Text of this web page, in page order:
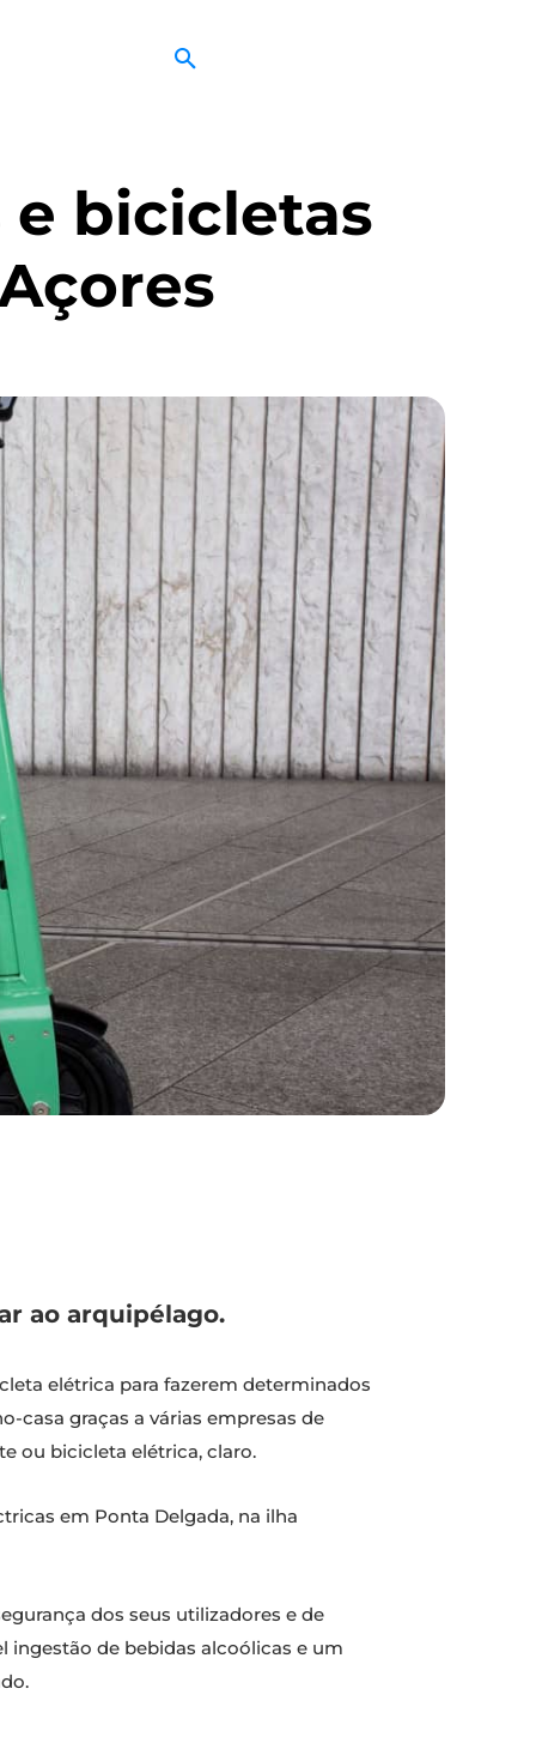
e bicicletas
ao arquipélago.
elétrica para fazerem determinados
casa graças a várias empresas de
ou bicicleta elétrica, claro.
em Ponta Delgada, na ilha
dos seus utilizadores e de
ingestão de bebidas alcoólicas e um